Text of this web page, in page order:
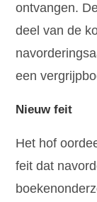
ontvangen.
deel van de
een
Nieuw feit
Het hof
feit dat